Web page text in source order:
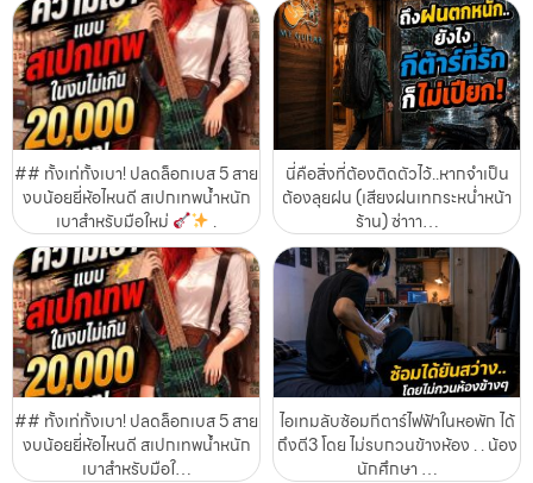
## ทั้งเท่ทั้งเบา! ปลดล็อกเบส 5 สาย
งบน้อยยี่ห้อไหนดี สเปกเทพน้ำหนัก
เบาสำหรับมือใหม่
.
นี่คือสิ่งที่ต้องติดตัวไว้..หากจำเป็น
ต้องลุยฝน (เสียงฝนเทกระหน่ำหน้า
ร้าน) ซ่าาา…
## ทั้งเท่ทั้งเบา! ปลดล็อกเบส 5 สาย
งบน้อยยี่ห้อไหนดี สเปกเทพน้ำหนัก
เบาสำหรับมือใ…
ไอเทมลับซ้อมกีตาร์ไฟฟ้าในหอพัก ได้
ถึงตี3 โดย ไม่รบกวนข้างห้อง . . น้อง
นักศึกษา …